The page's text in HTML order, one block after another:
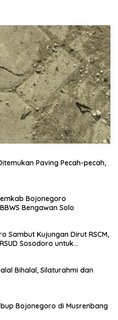
Paving Pecah-pecah,
Bojonegoro
Bengawan Solo
Sambut Kujungan Dirut RSCM,
Sosodoro untuk
Bihalal, Silaturahmi dan
Bojonegoro di Musrenbang